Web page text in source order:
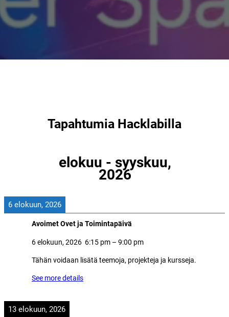
Tapahtumia Hacklabilla
elokuu - syyskuu,
2026
6 elokuun, 2026
Avoimet Ovet ja Toimintapäivä
6 elokuun, 2026 6:15 pm – 9:00 pm
Tähän voidaan lisätä teemoja, projekteja ja kursseja.
See more details
13 elokuun, 2026